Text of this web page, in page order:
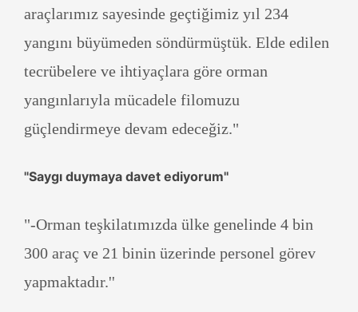
araçlarımız sayesinde geçtiğimiz yıl 234
yangını büyümeden söndürmüştük. Elde edilen
tecrübelere ve ihtiyaçlara göre orman
yangınlarıyla mücadele filomuzu
güçlendirmeye devam edeceğiz."
''Saygı duymaya davet ediyorum''
"-Orman teşkilatımızda ülke genelinde 4 bin
300 araç ve 21 binin üzerinde personel görev
yapmaktadır.''